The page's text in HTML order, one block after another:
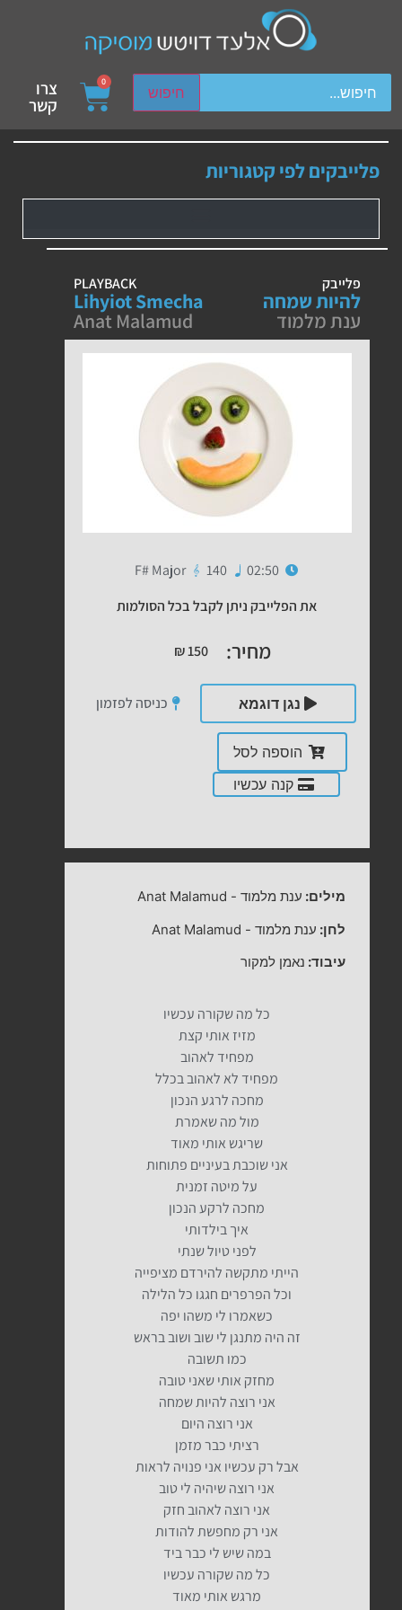
חיפוש
device users, explore by touch or with swipe gestures.
0 צרו
קשר
פלייבקים לפי קטגוריות
פלייבק
להיות שמחה
ענת מלמוד
PLAYBACK
Lihyiot Smecha
Anat Malamud
02:50
140
F# Major
את הפלייבק ניתן לקבל בכל הסולמות
מחיר: ₪150
נגן דוגמא כניסה לפזמון
הוספה לסל
קנה עכשיו
מילים: ענת מלמוד -
Anat Malamud
לחן: ענת מלמוד -
Anat Malamud
עיבוד: נאמן למקור
כל מה שקורה עכשיו
מזיז אותי קצת
מפחיד לאהוב
מפחיד לא לאהוב בכלל
מחכה לרגע הנכון
מול מה שאמרת
שריגש אותי מאוד
אני שוכבת בעיניים פתוחות
על מיטה זמנית
מחכה לרקע הנכון
איך בילדותי
לפני טיול שנתי
הייתי מתקשה להירדם מציפייה
וכל הפרפרים חגגו כל הלילה
כשאמרו לי משהו יפה
זה היה מתנגן לי שוב ושוב בראש
כמו תשובה
מחזק אותי שאני טובה
אני רוצה להיות שמחה
אני רוצה היום
רציתי כבר מזמן
אבל רק עכשיו אני פנויה לראות
אני רוצה שיהיה לי טוב
אני רוצה לאהוב חזק
אני רק מחפשת להודות
במה שיש לי כבר ביד
כל מה שקורה עכשיו
מרגש אותי מאוד